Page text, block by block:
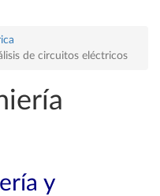
de circuitos eléctricos
y